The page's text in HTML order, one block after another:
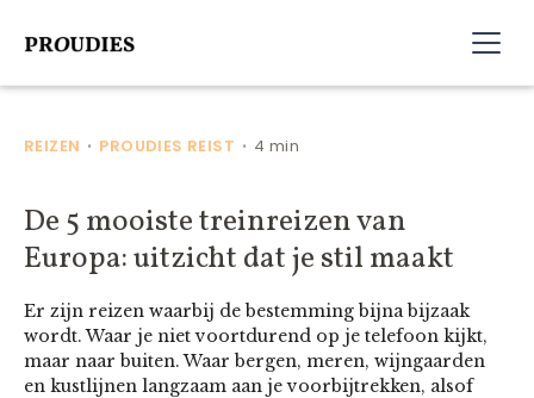
REIZEN • PROUDIES REIST • 4 min
De 5 mooiste treinreizen van
Europa: uitzicht dat je stil maakt
Er zijn reizen waarbij de bestemming bijna bijzaak
wordt. Waar je niet voortdurend op je telefoon kijkt,
maar naar buiten. Waar bergen, meren, wijngaarden
en kustlijnen langzaam aan je voorbijtrekken, alsof